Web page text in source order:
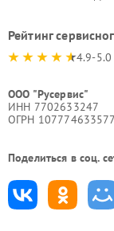
Рейтинг
4.9-5.0
ООО "Русервис"
ИНН 7702633247
ОГРН
Поделиться в соц.